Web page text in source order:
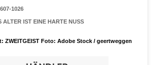
1026
ALTER IST EINE HARTE NUSS
ZWEITGEIST Foto: Adobe Stock / geertweggen